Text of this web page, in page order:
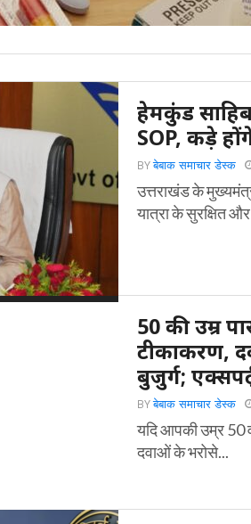
हेमकुंड साहिब
SOP, कड़े
BYबेबाक समाचार डेस्क
उत्तराखंड के
यात्रा के सुरक्षित
50 की उम्र
टीकाकरण,
बुजुर्ग;
BYबेबाक समाचार डेस्क
यदि आपकी उम्र 50
दवाओं के भरोसे...